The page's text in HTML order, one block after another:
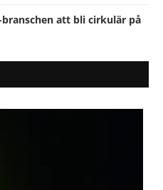
att bli cirkulär på